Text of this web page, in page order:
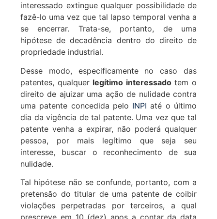
interessado extingue qualquer possibilidade de
fazê-lo uma vez que tal lapso temporal venha a
se encerrar. Trata-se, portanto, de uma
hipótese de decadência dentro do direito de
propriedade industrial.
Desse modo, especificamente no caso das
patentes, qualquer legítimo interessadotem o
direito de ajuizar uma ação de nulidade contra
uma patente concedida pelo INPI até o último
dia da vigência de tal patente. Uma vez que tal
patente venha a expirar, não poderá qualquer
pessoa, por mais legítimo que seja seu
interesse, buscar o reconhecimento de sua
nulidade.
Tal hipótese não se confunde, portanto, com a
pretensão do titular de uma patente de coibir
violações perpetradas por terceiros, a qual